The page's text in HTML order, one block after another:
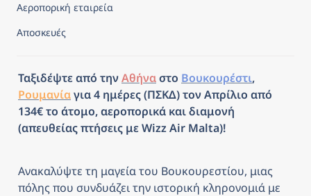
Αεροπορική εταιρεία
Αποσκευές
Ταξιδέψτε από την Αθήνα στο Βουκουρέστι
Ρουμανία για 4 ημέρες (ΠΣΚΔ) τον Απρίλιο από
134€ το άτομο, αεροπορικά και διαμονή
(απευθείας πτήσεις με Wizz Air Malta)!
Ανακαλύψτε τη μαγεία του Βουκουρεστίου, μιας
πόλης που συνδυάζει την ιστορική κληρονομιά με